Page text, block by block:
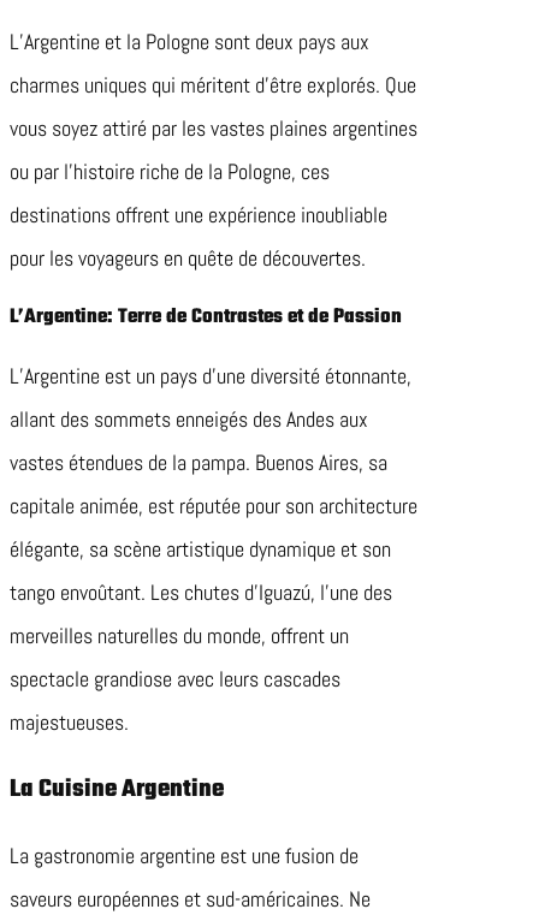
L’Argentine et la Pologne sont deux pays aux
charmes uniques qui méritent d’être explorés. Que
vous soyez attiré par les vastes plaines argentines
ou par l’histoire riche de la Pologne, ces
destinations offrent une expérience inoubliable
pour les voyageurs en quête de découvertes.
L’Argentine: Terre de Contrastes et de Passion
L’Argentine est un pays d’une diversité étonnante,
allant des sommets enneigés des Andes aux
vastes étendues de la pampa. Buenos Aires, sa
capitale animée, est réputée pour son architecture
élégante, sa scène artistique dynamique et son
tango envoûtant. Les chutes d’Iguazú, l’une des
merveilles naturelles du monde, offrent un
spectacle grandiose avec leurs cascades
majestueuses.
La Cuisine Argentine
La gastronomie argentine est une fusion de
saveurs européennes et sud-américaines. Ne